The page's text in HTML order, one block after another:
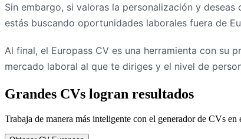
Sin embargo, si valoras la personalización y
estás buscando oportunidades laborales fuera de
Al final, el Europass CV es una herramienta con su
mercado laboral al que te diriges y el nivel de
Grandes CVs logran resultados
Trabaja de manera más inteligente con el generador de CVs